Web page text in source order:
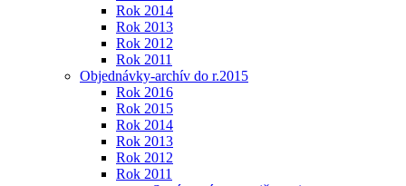
Rok 2014
Rok 2013
Rok 2012
Rok 2011
Objednávky-archív do r.2015
Rok 2016
Rok 2015
Rok 2014
Rok 2013
Rok 2012
Rok 2011